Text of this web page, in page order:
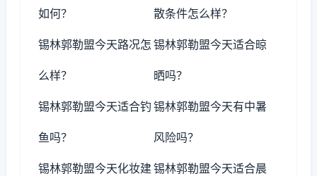
如何？ 散条件怎么样？
锡林郭勒盟今天路况怎
么样？
锡林郭勒盟今天适合晾
晒吗？
锡林郭勒盟今天适合钓
鱼吗？
锡林郭勒盟今天有中暑
风险吗？
锡林郭勒盟今天化妆建锡林郭勒盟今天适合晨